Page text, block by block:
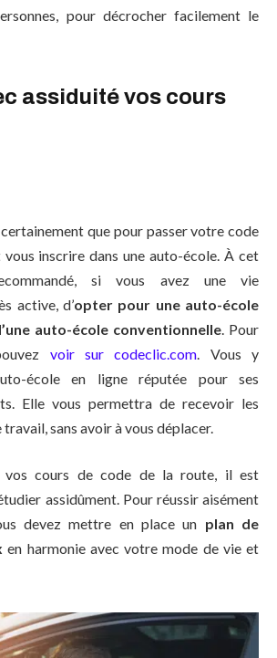
pour décrocher facilement le
assiduité vos cours
que pour passer votre code
inscrire dans une auto-école. À cet
si vous avez une vie
active, d’opter pour une auto-école
auto-école conventionnelle . Pour
voir sur codeclic.com . Vous y
école en ligne réputée pour ses
Elle vous permettra de recevoir les
sans avoir à vous déplacer.
vos cours de code de la route, il est
assidûment. Pour réussir aisément
devez mettre en place un plan de
en harmonie avec votre mode de vie et